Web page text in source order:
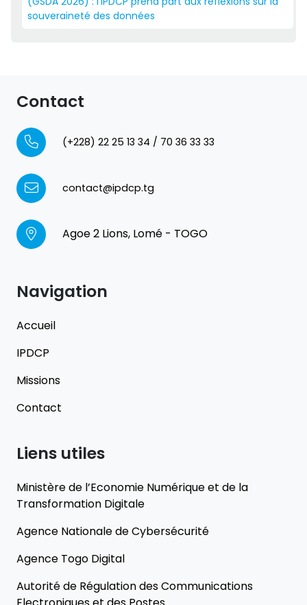
souveraineté des données
Contact
(+228) 22 25 13 34 / 70 36 33 33
contact@ipdcp.tg
Agoe 2 Lions, Lomé - TOGO
Navigation
Accueil
IPDCP
Missions
Contact
Liens utiles
Ministère de l’Economie Numérique et de la
Transformation Digitale
Agence Nationale de Cybersécurité
Agence Togo Digital
Autorité de Régulation des Communications